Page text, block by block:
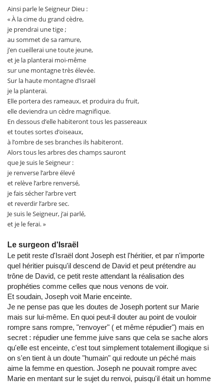
Ainsi parle le Seigneur Dieu :
« À la cime du grand cèdre,
je prendrai une tige ;
au sommet de sa ramure,
j’en cueillerai une toute jeune,
et je la planterai moi-même
sur une montagne très élevée.
Sur la haute montagne d’Israël
je la planterai.
Elle portera des rameaux, et produira du fruit,
elle deviendra un cèdre magnifique.
En dessous d’elle habiteront tous les passereaux
et toutes sortes d’oiseaux,
à l’ombre de ses branches ils habiteront.
Alors tous les arbres des champs sauront
que Je suis le Seigneur :
je renverse l’arbre élevé
et relève l’arbre renversé,
je fais sécher l’arbre vert
et reverdir l’arbre sec.
Je suis le Seigneur, j’ai parlé,
et je le ferai. »
Le surgeon d'Israël
Le petit reste d'Israël dont Joseph est l'héritier, et par n'importe
quel héritier puisqu'il descend de David et peut prétendre au
trône de David, ce petit reste attendant la réalisation des
prophéties comme celles que nous venons de voir.
Et soudain, Joseph voit Marie enceinte.
Je ne pense pas que les doutes de Joseph portent sur Marie
mais sur lui-même. En quoi peut-il douter au point de vouloir
rompre sans rompre, "renvoyer" ( et même répudier") mais en
secret : répudier une femme juive sans que cela se sache alors
qu'elle est enceinte, c'est tout simplement totalement illogique si
on s'en tient à un doute "humain" qui redoute un péché mais
aime la femme en question. Joseph ne pouvait rompre avec
Marie en mentant sur le sujet du renvoi, puisqu'il était un homme